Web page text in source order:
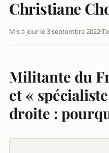
Christiane
Mis à jour le 3 septembre 2022
Militante du
et «
droite :